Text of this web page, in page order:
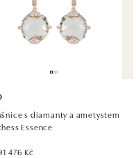
800
s diamanty a ametystem
Essence
476 Kč